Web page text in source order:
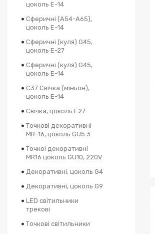
цоколь E-14
Сферичні (A54-A65),
цоколь Е-14
Сферичні (куля) G45,
цоколь Е-27
Сферичні (куля) G45,
цоколь E-14
C37 Свічка (міньон),
цоколь Е-14
Свічка, цоколь E27
Точкові декоративні
MR-16, цоколь GU5.3
Точкоі декоративні
MR16 цоколь GU10, 220V
Декоративні, цоколь G4
Декоративні, цоколь G9
LED світильники
трекові
Точкові світильники